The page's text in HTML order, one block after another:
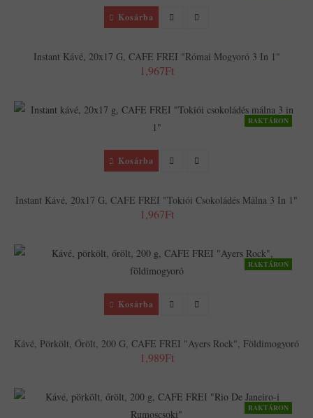
Kosárba
Instant Kávé, 20x17 G, CAFE FREI "Római Mogyoró 3 In 1"
1,967Ft
RAKTÁRON
Kosárba
Instant Kávé, 20x17 G, CAFE FREI "Tokiói Csokoládés Málna 3 In 1"
1,967Ft
RAKTÁRON
Kosárba
Kávé, Pörkölt, Őrölt, 200 G, CAFE FREI "Ayers Rock", Földimogyoró
1,989Ft
RAKTÁRON